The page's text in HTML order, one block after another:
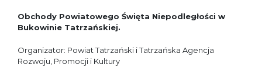
Obchody Powiatowego Święta Niepodległości w
Bukowinie Tatrzańskiej.
Organizator: Powiat Tatrzański i Tatrzańska Agencja
Rozwoju, Promocji i Kultury